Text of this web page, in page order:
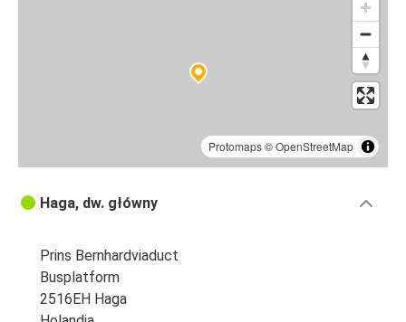
Protomaps©OpenStreetMap
Haga, dw. główny
Prins Bernhardviaduct
Busplatform
2516EH Haga